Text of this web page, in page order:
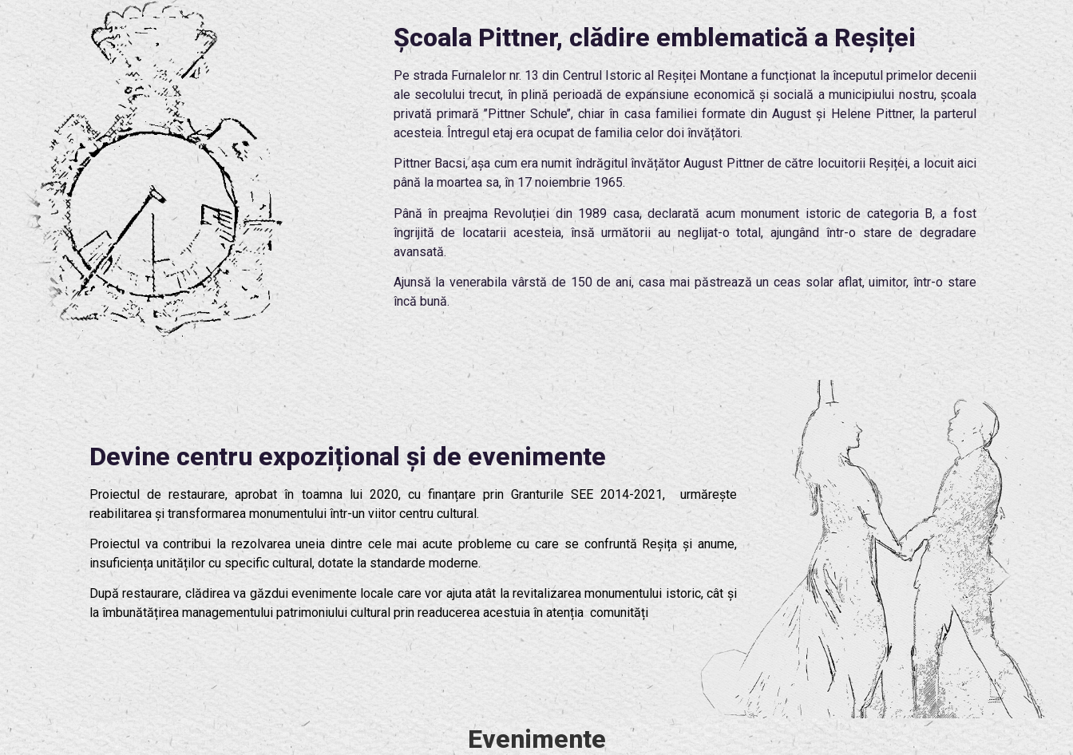
Școala Pittner, clădire emblematică a Reșiței
Pe strada Furnalelor nr. 13 din Centrul Istoric al Reșiței Montane a funcționat la începutul primelor decenii
ale secolului trecut, în plină perioadă de expansiune economică și socială a municipiului nostru, școala
privată primară ’’Pittner Schule’’, chiar în casa familiei formate din August și Helene Pittner, la parterul
acesteia. Întregul etaj era ocupat de familia celor doi învățători.
Pittner Bacsi, așa cum era numit îndrăgitul învățător August Pittner de către locuitorii Reșiței, a locuit aici
până la moartea sa, în 17 noiembrie 1965.
Până în preajma Revoluției din 1989 casa, declarată acum monument istoric de categoria B, a fost
îngrijită de locatarii acesteia, însă următorii au neglijat-o total, ajungând într-o stare de degradare
avansată.
Ajunsă la venerabila vârstă de 150 de ani, casa mai păstrează un ceas solar aflat, uimitor, într-o stare
încă bună.
Devine centru expozițional și de evenimente
Proiectul de restaurare, aprobat în toamna lui 2020, cu finanțare prin Granturile SEE 2014-2021, urmărește
reabilitarea și transformarea monumentului într-un viitor centru cultural.
Proiectul va contribui la rezolvarea uneia dintre cele mai acute probleme cu care se confruntă Reșița și anume,
insuficiența unităților cu specific cultural, dotate la standarde moderne.
După restaurare, clădirea va găzdui evenimente locale care vor ajuta atât la revitalizarea monumentului istoric, cât și
la îmbunătățirea managementului patrimoniului cultural prin readucerea acestuia în atenția comunități
Evenimente